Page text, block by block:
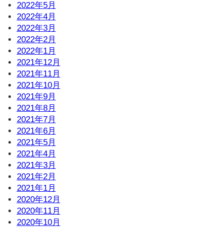
2022年5月
2022年4月
2022年3月
2022年2月
2022年1月
2021年12月
2021年11月
2021年10月
2021年9月
2021年8月
2021年7月
2021年6月
2021年5月
2021年4月
2021年3月
2021年2月
2021年1月
2020年12月
2020年11月
2020年10月